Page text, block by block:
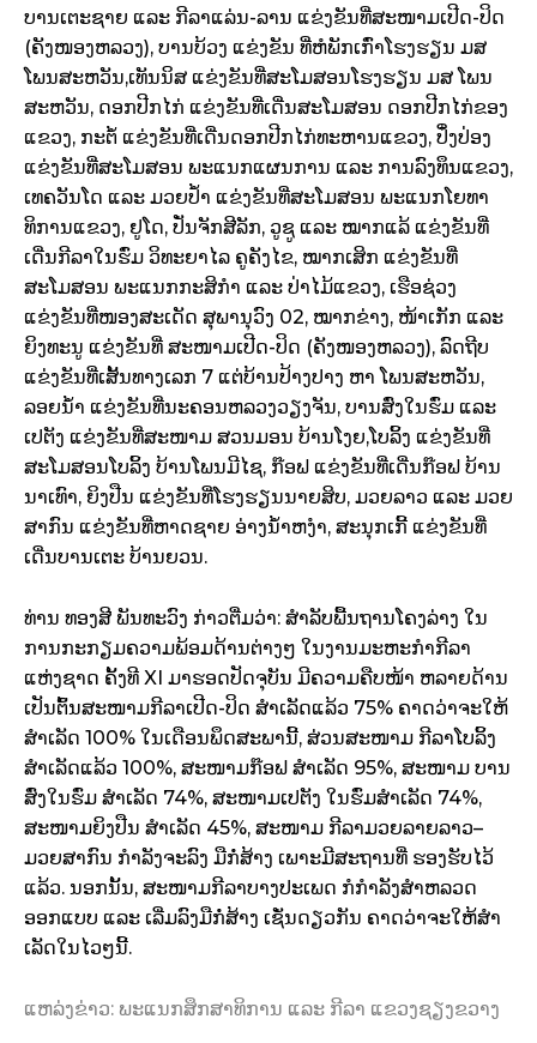
ບານເຕະຊາຍ ແລະ ກີລາແລ່ນ-ລານ ແຂ່ງຂັນທີ່ສະໜາມເປີດ-ປິດ
(ຄັງໜອງຫລວງ), ບານບ້ວງ ແຂ່ງຂັນ ທີ່ຫໍພັກເກົ່າໂຮງຮຽນ ມສ
ໂພນສະຫວັນ,ເທັນນິສ ແຂ່ງຂັນທີ່ສະໂມສອນໂຮງຮຽນ ມສ ໂພນ
ສະຫວັນ, ດອກປີກໄກ່ ແຂ່ງຂັນທີ່ເດີ່ນສະໂມສອນ ດອກປີກໄກ່ຂອງ
ແຂວງ, ກະຕໍ້ ແຂ່ງຂັນທີ່ເດີ່ນດອກປີກໄກ່ທະຫານແຂວງ, ປິ໋ງປ່ອງ
ແຂ່ງຂັນທີ່ສະໂມສອນ ພະແນກແຜນການ ແລະ ການລົງທຶນແຂວງ,
ເທຄວັນໂດ ແລະ ມວຍປໍ້າ ແຂ່ງຂັນທີ່ສະໂມສອນ ພະແນກໂຍທາ
ທິການແຂວງ, ຢູໂດ, ປັ່ນຈັກສີລັກ, ວູຊູ ແລະ ໝາກແລ້ ແຂ່ງຂັນທີ່
ເດີ່ນກີລາໃນຮົ່ມ ວິທະຍາໄລ ຄູຄັງໄຂ, ໝາກເສິກ ແຂ່ງຂັນທີ່
ສະໂມສອນ ພະແນກກະສິກໍາ ແລະ ປ່າໄມ້ແຂວງ, ເຮືອຊ່ວງ
ແຂ່ງຂັນທີ່ໜອງສະເດັດ ສຸພານຸວົງ 02, ໝາກຂ່າງ, ໜ້າເກັກ ແລະ
ຍິງທະນູ ແຂ່ງຂັນທີ່ ສະໜາມເປີດ-ປິດ (ຄັງໜອງຫລວງ), ລົດຖີບ
ແຂ່ງຂັນທີ່ເສັ້ນທາງເລກ 7 ແຕ່ບ້ານປ້າງປາງ ຫາ ໂພນສະຫວັນ,
ລອຍນໍ້າ ແຂ່ງຂັນທີ່ນະຄອນຫລວງວຽງຈັນ, ບານສົ່ງໃນຮົ່ມ ແລະ
ເປຕັງ ແຂ່ງຂັນທີ່ສະໜາມ ສວນມອນ ບ້ານໂງຍ,ໂບລິ້ງ ແຂ່ງຂັນທີ່
ສະໂມສອນໂບລິ້ງ ບ້ານໂພນມີໄຊ, ກ໊ອຟ ແຂ່ງຂັນທີ່ເດີ່ນກ໊ອຟ ບ້ານ
ນາເທົາ, ຍິງປືນ ແຂ່ງຂັນທີ່ໂຮງຮຽນນາຍສິບ, ມວຍລາວ ແລະ ມວຍ
ສາກົນ ແຂ່ງຂັນທີ່ຫາດຊາຍ ອ່າງນໍ້າຫງໍາ, ສະນຸກເກີ້ ແຂ່ງຂັນທີ່
ເດີ່ນບານເຕະ ບ້ານຍວນ.
ທ່ານ ທອງສີ ພັນທະວົງ ກ່າວ​ຕື່​ມວ່າ: ສໍາລັບພື້ນຖານໂຄງລ່າງ ໃນ
ການກະກຽມຄວາມພ້ອມດ້ານຕ່າງໆ ໃນງານມະຫະກໍາກີລາ
ແຫ່ງຊາດ ຄັ້ງທີ XI ມາຮອດປັດຈຸບັນ ມີຄວາມຄືບໜ້າ ຫລາຍດ້ານ
ເປັນຕົ້ນສະໜາມກີລາເປີດ-ປິດ ສໍາເລັດແລ້ວ 75% ຄາດວ່າຈະໃຫ້
ສໍາເລັດ 100% ໃນເດືອນພຶດສະພານີ້, ສ່ວນສະໜາມ ກີລາໂບລິ້ງ
ສໍາເລັດແລ້ວ 100%, ສະໜາມກ໊ອຟ ສໍາເລັດ 95%, ສະໜາມ ບານ
ສົ່ງໃນຮົ່ມ ສໍາເລັດ 74%, ສະໜາມເປຕັງ ໃນຮົ່ມສໍາເລັດ 74%,
ສະໜາມຍິງປືນ ສໍາເລັດ 45%, ສະໜາມ ກີລາມວຍລາຍລາວ–
ມວຍສາກົນ ກໍາລັງຈະລົງ ມືກໍ່ສ້າງ ເພາະມີສະຖານທີ່ ຮອງຮັບໄວ້
ແລ້ວ. ນອກນັ້ນ, ສະໜາມກີລາບາງປະເພດ ກໍກໍາລັງສໍາຫລວດ
ອອກແບບ ແລະ ເລີ່ມລົງມືກໍ່ສ້າງ ເຊັ່ນດຽວກັນ ຄາດວ່າຈະໃຫ້ສໍາ
ເລັດໃນໄວໆນີ້.
ແຫລ່ງຂ່າວ: ພະແນກສຶກສາທິການ ແລະ ກີລາ ແຂວງຊຽງຂວາງ